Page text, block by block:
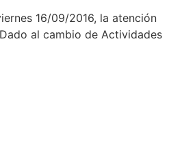
16/09/2016, la atención
al cambio de Actividades